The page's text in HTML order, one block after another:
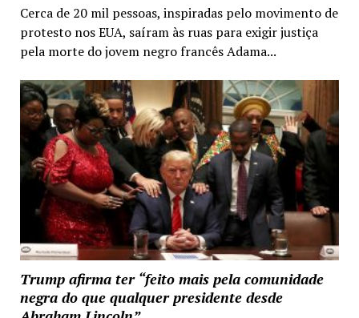
Cerca de 20 mil pessoas, inspiradas pelo movimento de
protesto nos EUA, saíram às ruas para exigir justiça
pela morte do jovem negro francês Adama...
Trump afirma ter “feito mais pela comunidade
negra do que qualquer presidente desde